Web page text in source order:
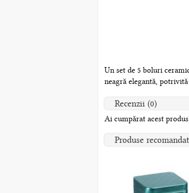
Un set de 5 boluri
neagră elegantă,
Recenzii (0)
Ai cumpărat acest
Produse